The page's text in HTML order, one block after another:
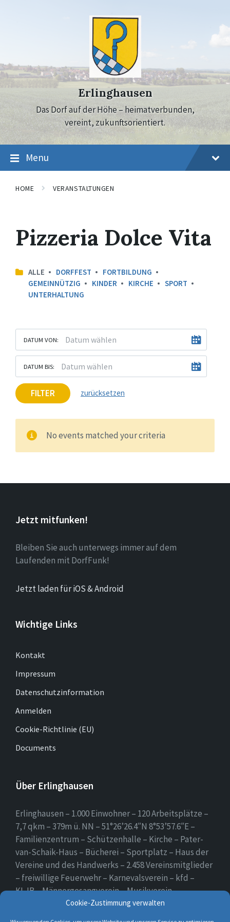
Cookie-Zustimmung verwalten
Erlinghausen
Das Dorf auf der Höhe – heimatverbunden,
vereint, zukunftsorientiert.
Menu
HOME VERANSTALTUNGEN
Pizzeria Dolce Vita
ALLE DORFFEST
FORTBILDUNG
GEMEINNÜTZIG
KINDER KIRCHE
SPORT
UNTERHALTUNG
DATUM VON:
DATUM BIS:
FILTER zurücksetzen
No events matched your criteria
Jetzt mitfunken!
Bleiben Sie auch unterwegs immer auf dem
Laufenden mit DorfFunk!
Jetzt laden für iOS & Android
Wichtige Links
Kontakt
Impressum
Datenschutzinformation
Anmelden
Cookie-Richtlinie (EU)
Documents
Über Erlinghausen
Erlinghausen – 1.000 Einwohner – 120 Arbeitsplätze –
7,7 qkm – 379m ü. NN – 51°26’26.4″N 8°53’57.6″E –
Familienzentrum – Schützenhalle – Kirche – Pater-
van-Schaik-Haus – Bücherei – Sportplatz – Haus der
Vereine und des Handwerks – 2.458 Vereinsmitglieder
– freiwillige Feuerwehr – Karnevalsverein – kfd –
KLJB – Männergesangverein – Musikverein –
Schützenverein – Sportverein – Use Erlingsen – das